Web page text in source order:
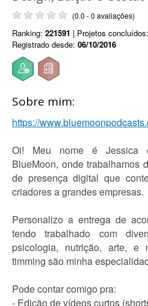
(0.0 - 0 avaliações)
Ranking: 221591 | Projetos concluídos:
Registrado desde: 06/10/2016
Sobre mim:
https://
Oi! Meu nome é Jessica
BlueMoon, onde trabalhamos
de presença digital que
criadores a grandes empresas.
Personalizo a entrega de
tendo trabalhado com
psicologia, nutrição, arte,
timming são minha
Pode contar comigo pra:
- Edição de vídeos curtos